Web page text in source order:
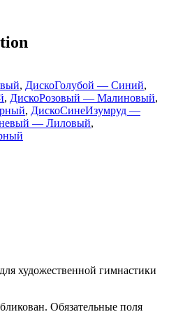
, ДискоГолубой — Синий,
, ДискоРозовый — Малиновый,
, ДискоСинеИзумруд —
— Лиловый,
художественной гимнастики
Обязательные поля